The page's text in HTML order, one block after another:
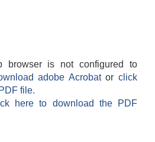
browser is not configured to
adobe Acrobatorclick
file.
here to download the PDF